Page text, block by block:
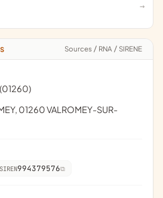
Sources / RNA / SIRENE
01260 VALROMEY-SUR-
SIREN994379576